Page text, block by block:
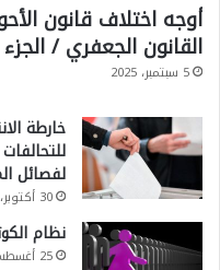
أوجه اختلاف قانون
القانون الجعفري / الجزء 1
5 سبتمبر، 2025
لفصائل
30 أكتوبر، 2025
نظام
25 أغسطس، 2025